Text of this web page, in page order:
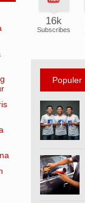
16k
Subscribes
Populer